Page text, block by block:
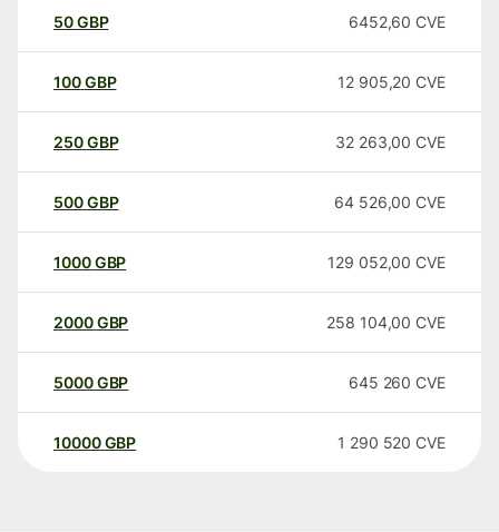
50GBP 6452,60 CVE
100GBP 12 905,20 CVE
250GBP 32 263,00 CVE
500GBP 64 526,00 CVE
1000GBP 129 052,00 CVE
2000GBP 258 104,00 CVE
5000GBP 645 260 CVE
10000 GBP 1 290 520 CVE